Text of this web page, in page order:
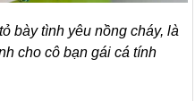
bày tình yêu nồng cháy, là
cho cô bạn gái cá tính